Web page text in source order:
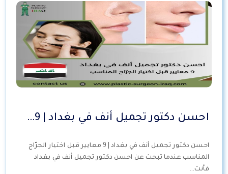
احسن دكتور تجميل أنف في بغداد | 9…
احسن دكتور تجميل أنف في بغداد | 9 معايير قبل اختيار الجرّاح
المناسب عندما تبحث عن احسن دكتور تجميل أنف في بغداد
فأنت…